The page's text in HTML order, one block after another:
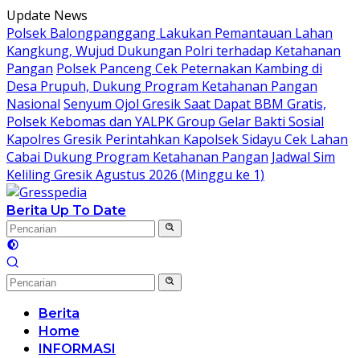
Langsung
ke
konten
Update News
Polsek Balongpanggang Lakukan Pemantauan Lahan
Kangkung, Wujud Dukungan Polri terhadap Ketahanan
Pangan Polsek Panceng Cek Peternakan Kambing di
Desa Prupuh, Dukung Program Ketahanan Pangan
Nasional Senyum Ojol Gresik Saat Dapat BBM Gratis,
Polsek Kebomas dan YALPK Group Gelar Bakti Sosial
Kapolres Gresik Perintahkan Kapolsek Sidayu Cek Lahan
Cabai Dukung Program Ketahanan Pangan Jadwal Sim
Keliling Gresik Agustus 2026 (Minggu ke 1)
Berita Up To Date
Berita
Home
INFORMASI